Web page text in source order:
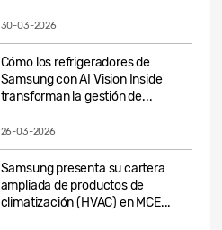
30-03-2026
Cómo los refrigeradores de
Samsung con AI Vision Inside
transforman la gestión de...
26-03-2026
Samsung presenta su cartera
ampliada de productos de
climatización (HVAC) en MCE...